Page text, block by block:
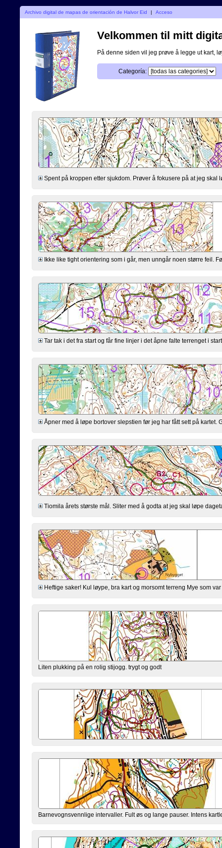
Archivo digital de mapas de orientación de Halvor Eid | Acceso
Velkommen til mitt
På denne siden vil jeg prøve å legge ut kart,
Categoría:
Spent på kroppen etter sjukdom. Prøver å fokusere på at jeg
Ikke like tight orientering som i går, men unngår noen større feil.
Tar tak i det fra start og får fine linjer i det åpne falte terrenget i
Åpner med å løpe bortover slepstien før jeg har fått sett på kartet.
Tiomila årets største mål. Sliter med å godta at jeg skal løpe
Heftige saker! Kul løype, bra kart og morsomt terreng Mye som
Liten plukking på en rolig stijogg. trygt og godt
Barnevognsvennlige intervaller. Fult øs og lange pauser. Intens